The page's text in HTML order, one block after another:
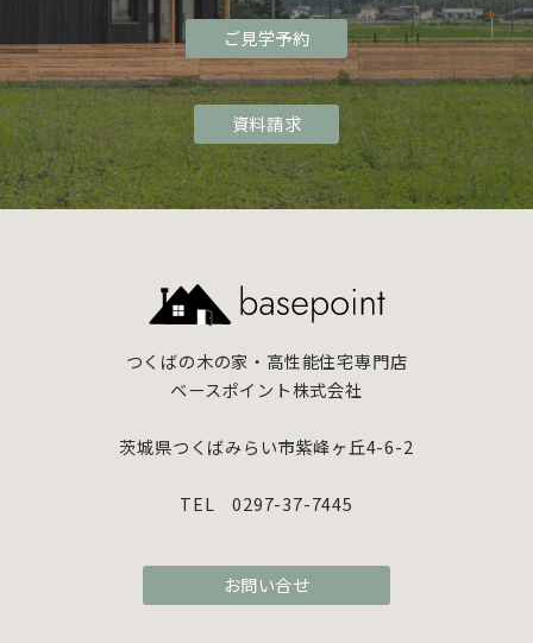
ご見学予約
資料請求
つくばの木の家・高性能住宅専門店
ベースポイント株式会社
茨城県つくばみらい市紫峰ヶ丘4-6-2
TEL 0297-37-7445
お問い合せ